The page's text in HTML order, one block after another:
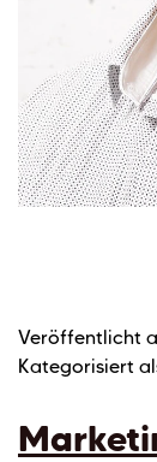
Veröffentlicht
Kategorisiert